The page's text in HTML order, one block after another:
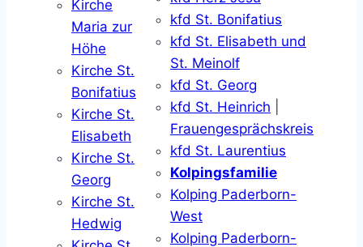
Kirche
Maria zur
Höhe
Kirche St.
Bonifatius
Kirche St.
Elisabeth
Kirche St.
Georg
Kirche St.
Hedwig
kfd St. Bonifatius
kfd St. Elisabeth und
St. Meinolf
kfd St. Georg
kfd St. Heinrich
Frauengesprächskreis
kfd St. Laurentius
Kolpingsfamilie
Kolping Paderborn-
West
Kolping Paderborn-